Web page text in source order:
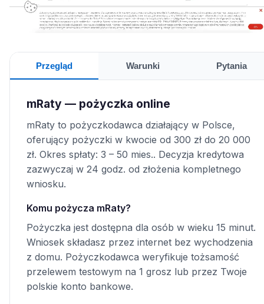
Przegląd Warunki Pytania
mRaty — pożyczka online
mRaty to pożyczkodawca działający w Polsce,
oferujący pożyczki w kwocie od 300 zł do 20 000
zł. Okres spłaty: 3 – 50 mies.. Decyzja kredytowa
zazwyczaj w 24 godz. od złożenia kompletnego
wniosku.
Komu pożycza mRaty?
Pożyczka jest dostępna dla osób w wieku 15 minut.
Wniosek składasz przez internet bez wychodzenia
z domu. Pożyczkodawca weryfikuje tożsamość
przelewem testowym na 1 grosz lub przez Twoje
polskie konto bankowe.